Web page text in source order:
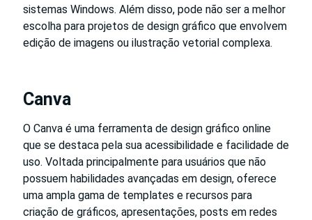
sistemas Windows. Além disso, pode não ser a melhor
escolha para projetos de design gráfico que envolvem
edição de imagens ou ilustração vetorial complexa.
Canva
O Canva é uma ferramenta de design gráfico online
que se destaca pela sua acessibilidade e facilidade de
uso. Voltada principalmente para usuários que não
possuem habilidades avançadas em design, oferece
uma ampla gama de templates e recursos para
criação de gráficos, apresentações, posts em redes